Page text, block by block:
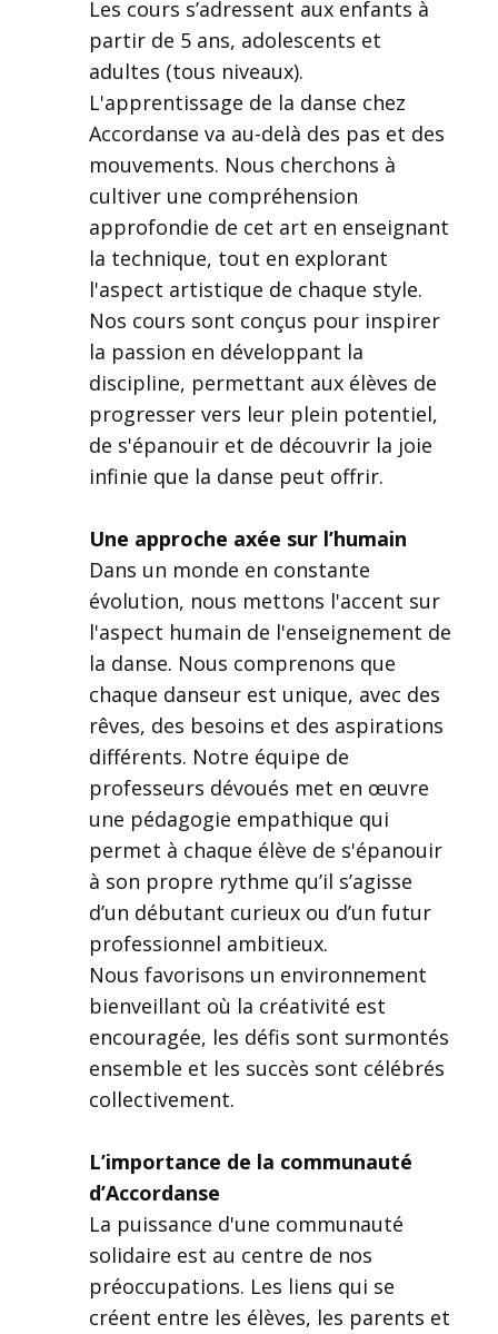
Les cours s’adressent aux enfants à
partir de 5 ans, adolescents et
adultes (tous niveaux).
L'apprentissage de la danse chez
Accordanse va au-delà des pas et des
mouvements. Nous cherchons à
cultiver une compréhension
approfondie de cet art en enseignant
la technique, tout en explorant
l'aspect artistique de chaque style.
Nos cours sont conçus pour inspirer
la passion en développant la
discipline, permettant aux élèves de
progresser vers leur plein potentiel,
de s'épanouir et de découvrir la joie
infinie que la danse peut offrir.
Une approche axée sur l’humain
Dans un monde en constante
évolution, nous mettons l'accent sur
l'aspect humain de l'enseignement de
la danse. Nous comprenons que
chaque danseur est unique, avec des
rêves, des besoins et des aspirations
différents. Notre équipe de
professeurs dévoués met en œuvre
une pédagogie empathique qui
permet à chaque élève de s'épanouir
à son propre rythme qu’il s’agisse
d’un débutant curieux ou d’un futur
professionnel ambitieux.
Nous favorisons un environnement
bienveillant où la créativité est
encouragée, les défis sont surmontés
ensemble et les succès sont célébrés
collectivement.
L’importance de la communauté
d’Accordanse
La puissance d'une communauté
solidaire est au centre de nos
préoccupations. Les liens qui se
créent entre les élèves, les parents et